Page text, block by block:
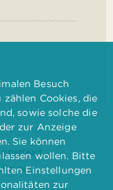
KONTAKT
Besuch
Cookies, die
sowie solche die
zur Anzeige
Sie können
wollen. Bitte
Einstellungen
zur